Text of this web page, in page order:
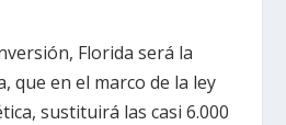
Florida será la
que en el marco de la ley
sustituirá las casi 6.000